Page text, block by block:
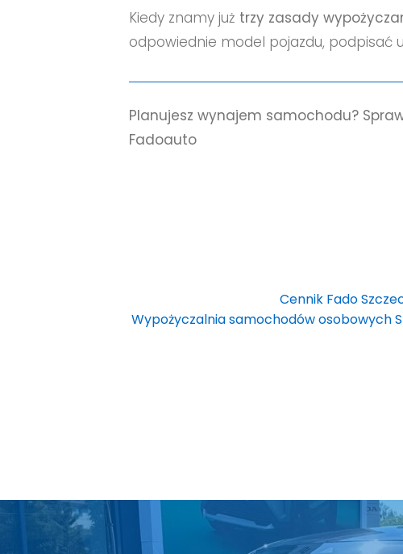
Kiedy znamy już trzy zasady
odpowiednie model pojazdu, podpisać
Planujesz wynajem samochodu?
Fadoauto
Cennik Fado
Wypożyczalnia samochodów osobowych